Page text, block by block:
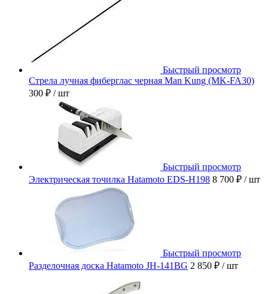
Быстрый просмотр
Стрела лучная фиберглас черная Man Kung (MK-FA30)
300 ₽ / шт
Быстрый просмотр
Электрическая точилка Hatamoto EDS-H198 8 700 ₽ / шт
Быстрый просмотр
Разделочная доска Hatamoto JH-141BG 2 850 ₽ / шт